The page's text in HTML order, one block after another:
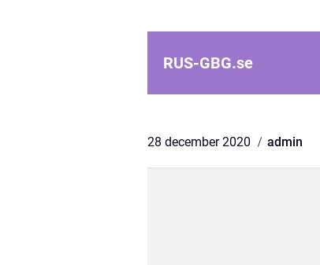
RUS-GBG.se
28 december 2020 admin